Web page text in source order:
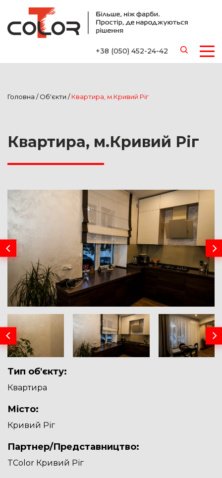
+38 (050) 452-24-42
Головна /Об'єкти /Квартира, м.Кривий Ріг
Квартира, м.Кривий Ріг
Тип об'єкту:
Квартира
Місто:
Кривий Ріг
Партнер/Представництво:
TColor Кривий Ріг